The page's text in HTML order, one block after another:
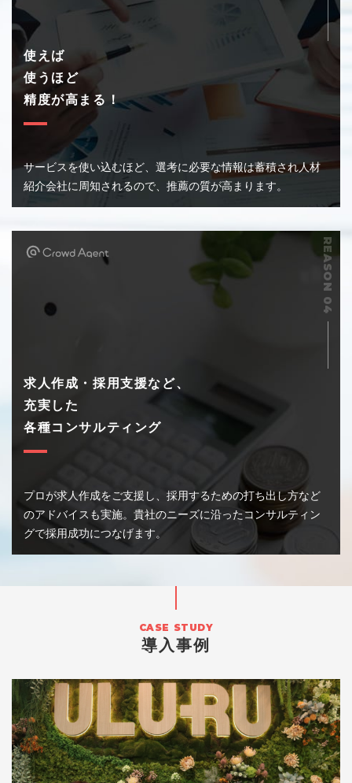
使えば
使うほど
精度が高まる！
サービスを使い込むほど、選考に必要な情報は蓄積され人材
紹介会社に周知されるので、 推薦の質が高まります。
求人作成・採用支援など、
充実した
各種コンサルティング
プロが求人作成をご支援し、 採用するための打ち出し方など
のアドバイスも実施。 貴社のニーズに沿ったコンサルティン
グで採用成功につなげます。
導入事例